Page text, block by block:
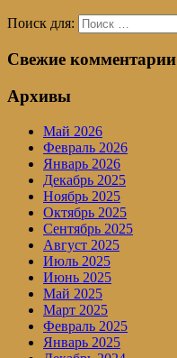
Поиск для:
Свежие комментарии
Архивы
Май 2026
Февраль 2026
Январь 2026
Декабрь 2025
Ноябрь 2025
Октябрь 2025
Сентябрь 2025
Август 2025
Июль 2025
Июнь 2025
Май 2025
Март 2025
Февраль 2025
Январь 2025